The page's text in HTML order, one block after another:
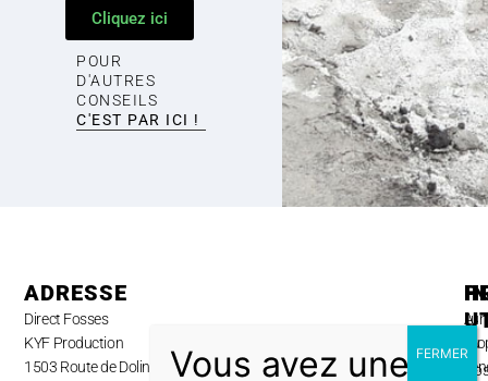
Cliquez ici
POUR
D'AUTRES
CONSEILS
C'EST PAR ICI !
ADRESSE
Direct Fosses
KYF Production
1503 Route de Dolines,
au
A